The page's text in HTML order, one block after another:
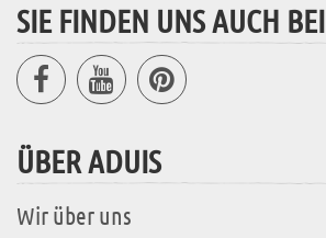
SIE FINDEN UNS AUCH BEI
ÜBER ADUIS
Wir über uns